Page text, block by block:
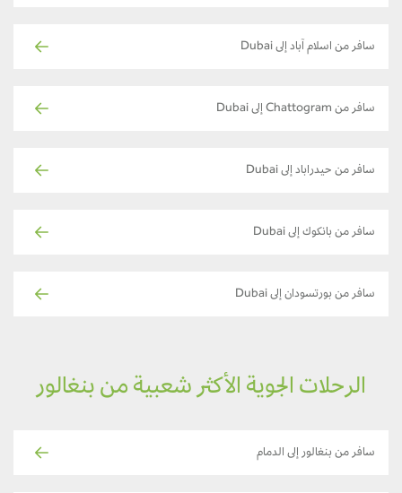
سافر من اسلام آباد إلى Dubai
سافر من Chattogram إلى Dubai
سافر من حيدراباد إلى Dubai
سافر من بانكوك إلى Dubai
سافر من بورتسودان إلى Dubai
الرحلات الجوية الأكثر شعبية من بنغالور
سافر من بنغالور إلى الدمام